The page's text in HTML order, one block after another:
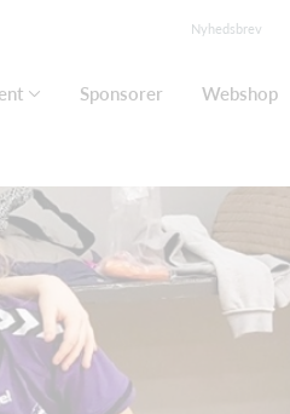
Nyhedsbrev
Sponsorer Webshop